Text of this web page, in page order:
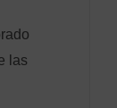
las